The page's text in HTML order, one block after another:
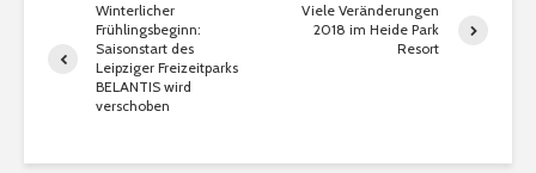
Winterlicher
Frühlingsbeginn:
Saisonstart des
Leipziger Freizeitparks
BELANTIS wird
verschoben
Viele Veränderungen
2018 im Heide Park
Resort